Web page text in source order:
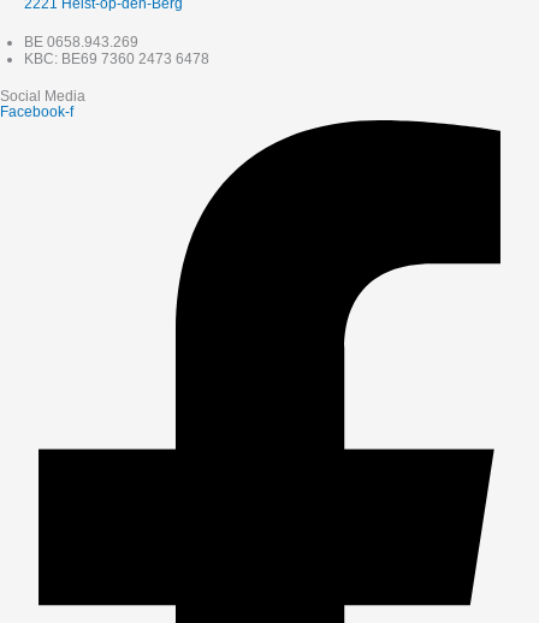
2221 Heist-op-den-Berg
BE 0658.943.269
KBC: BE69 7360 2473 6478
Social Media
Facebook-f